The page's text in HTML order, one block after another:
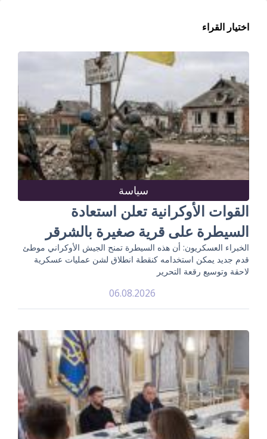
اختيار القراء
سياسة
القوات الأوكرانية تعلن استعادة
السيطرة على قرية صغيرة بالشرقر
الخبراء العسكريون: أن هذه السيطرة تمنح الجيش الأوكراني موطئ
قدم جديد يمكن استخدامه كنقطة انطلاق لشن عمليات عسكرية
لاحقة وتوسيع رقعة التحرير
06.08.2026